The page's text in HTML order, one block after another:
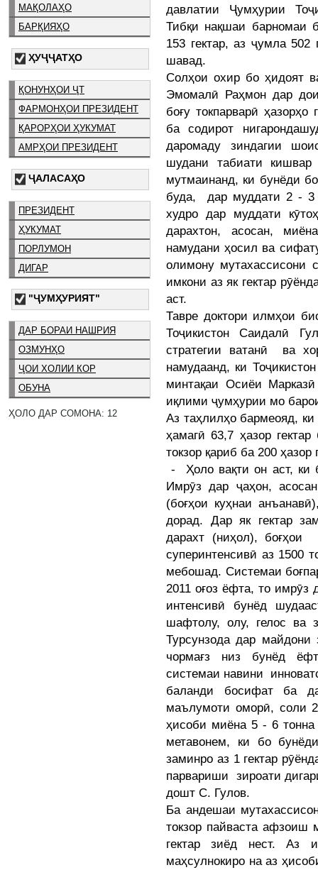
МАҚОЛАҲО
БАРҚИЯҲО
ҲУҶҶАТҲО
ҚОНУНҲОИ ҶТ
ФАРМОНҲОИ ПРЕЗИДЕНТ
ҚАРОРҲОИ ҲУКУМАТ
АМРҲОИ ПРЕЗИДЕНТ
ҶАЛАСАҲО
ПРЕЗИДЕНТ
ҲУКУМАТ
ПОРЛУМОН
ДИГАР
"ҶУМҲУРИЯТ"
ДАР БОРАИ НАШРИЯ
ОЗМУНҲО
ҶОИ ХОЛИИ КОР
ОБУНА
ҲОЛО ДАР СОМОНА: 12
давлатии Ҷумҳурии
Тибқи нақшаи барномаи
153 гектар, аз ҷумла 502
шавад.
Солҳои охир бо ҳидоят
Эмомалӣ Раҳмон дар
боғу токпарварӣ
ба содирот
даромаду зиндагии
шудани табиати кишвар
мутмаинанд, ки бунёди
буда, дар муддати 2 - 3
худро дар муддати
дарахтон, асосан,
намудани ҳосил ва
олимону мутахассисони
имкони аз як гектар
аст.
Тавре доктори илмҳои
Тоҷикистон Саидалӣ
стратегии ватанӣ ва
намудаанд, ки
минтақаи Осиёи
иқлими ҷумҳурии мо
Аз таҳлилҳо бармеояд, ки
ҳамагӣ 63,7 ҳазор
токзор қариб ба 200 ҳазор
- Ҳоло вақти он аст, ки
Имрӯз дар ҷаҳон,
(боғҳои куҳнаи
дорад. Дар як гектар
дарахт (ниҳол), боғҳои
суперинтенсивӣ аз 1500
мебошад. Системаи
2011 оғоз ёфта, то имрӯз
интенсивӣ бунёд
шафтолу, олу, гелос ва
Турсунзода дар майдони
чормағз низ бунёд
системаи навини
баланди босифат ба
маълумоти оморӣ, соли
ҳисоби миёна 5 - 6
метавонем, ки бо
заминро аз 1 гектар
парвариши зироати
дошт С. Гулов.
Ба андешаи
токзор пайваста афзоиш
гектар зиёд нест. Аз
маҳсулнокиро на аз